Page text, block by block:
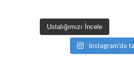
Ustalığımızı İncele
Instagram'da